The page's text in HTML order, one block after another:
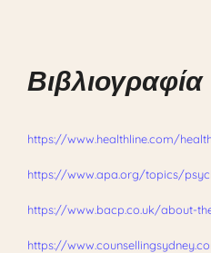
Βιβλιογραφία
https://www.healthline.com/
https://www.apa.org/topics/
https://www.bacp.co.uk/about-
https://